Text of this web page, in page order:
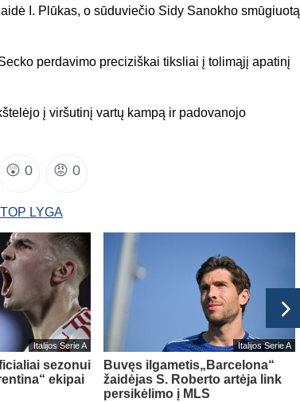
I. Plūkas, o sūduviečio Sidy Sanokho smūgiuotą
perdavimo preciziškai tiksliai į tolimąjį apatinį
į viršutinį vartų kampą ir padovanojo
😲 0 😡 0
LYGA
Italijos Serie A
sezonui
ekipai
Italijos Serie A
Buvęs ilgametis„Barcelona“
žaidėjas S. Roberto artėja link
persikėlimo į MLS